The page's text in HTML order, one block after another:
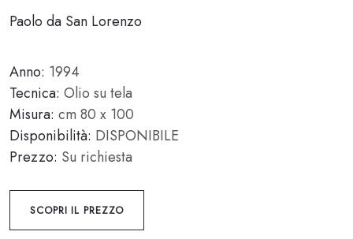
Paolo da San Lorenzo
Anno: 1994
Tecnica: Olio su tela
Misura: cm 80 x 100
Disponibilità: DISPONIBILE
Prezzo: Su richiesta
SCOPRI IL PREZZO